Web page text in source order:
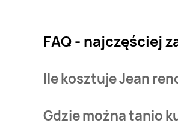
FAQ - najczęściej
Ile kosztuje Jean
emma kosztuje od 36,99 zł.
Gdzie można tanio